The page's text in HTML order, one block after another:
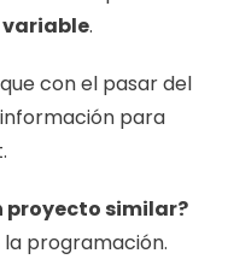
variable.
con el pasar del
para
proyecto similar?
programación.